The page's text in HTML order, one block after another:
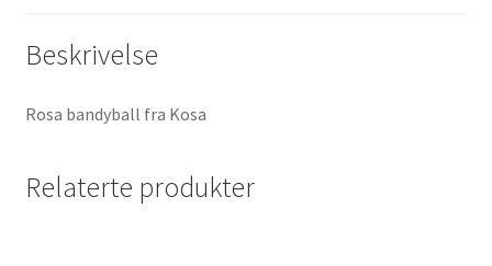
Beskrivelse
Rosa bandyball fra Kosa
Relaterte produkter